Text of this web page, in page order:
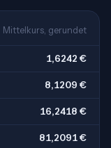
Mittelkurs, gerundet
1,6242 €
8,1209 €
16,2418 €
81,2091 €